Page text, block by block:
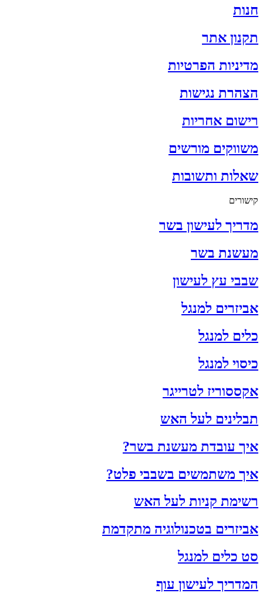
חנות
תקנון אתר
מדיניות הפרטיות
הצהרת נגישות
רישום אחריות
משווקים מורשים
שאלות ותשובות
קישורים
מדריך לעישון בשר
מעשנת בשר
שבבי עץ לעישון
אביזרים למנגל
כלים למנגל
כיסוי למנגל
אקססוריז לטרייגר
תבלינים לעל האש
איך עובדת מעשנת בשר?
איך משתמשים בשבבי פלט?
רשימת קניות לעל האש
אביזרים בטכנולוגיה מתקדמת
סט כלים למנגל
המדריך לעישון עוף